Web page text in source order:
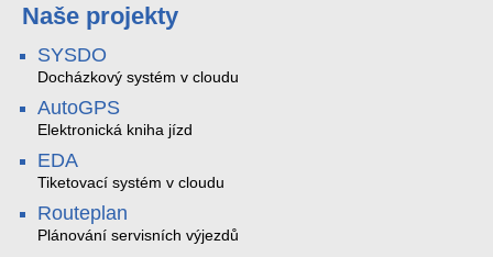
Naše projekty
SYSDO
Docházkový systém v cloudu
AutoGPS
Elektronická kniha jízd
EDA
Tiketovací systém v cloudu
Routeplan
Plánování servisních výjezdů